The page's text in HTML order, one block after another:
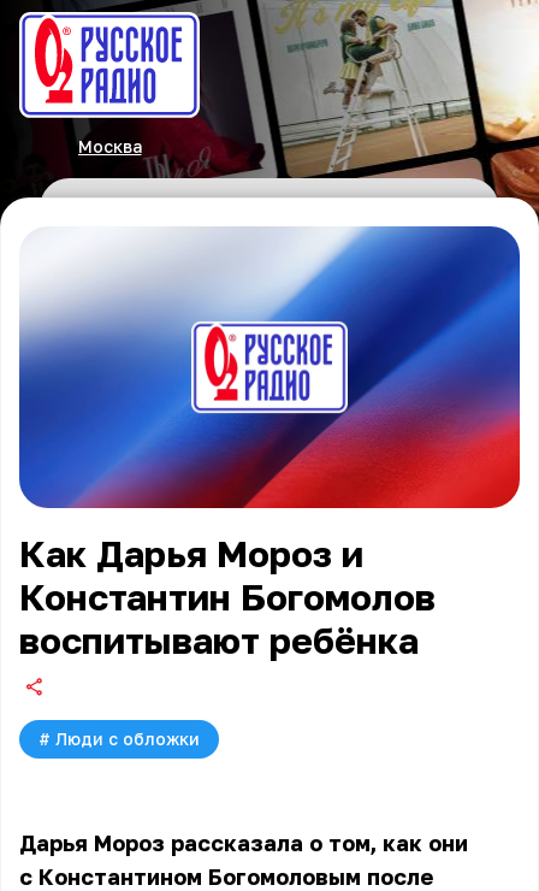
Москва
Как Дарья Мороз и
Константин Богомолов
воспитывают ребёнка
# Люди с обложки
Дарья Мороз рассказала о том, как они
с Константином Богомоловым после